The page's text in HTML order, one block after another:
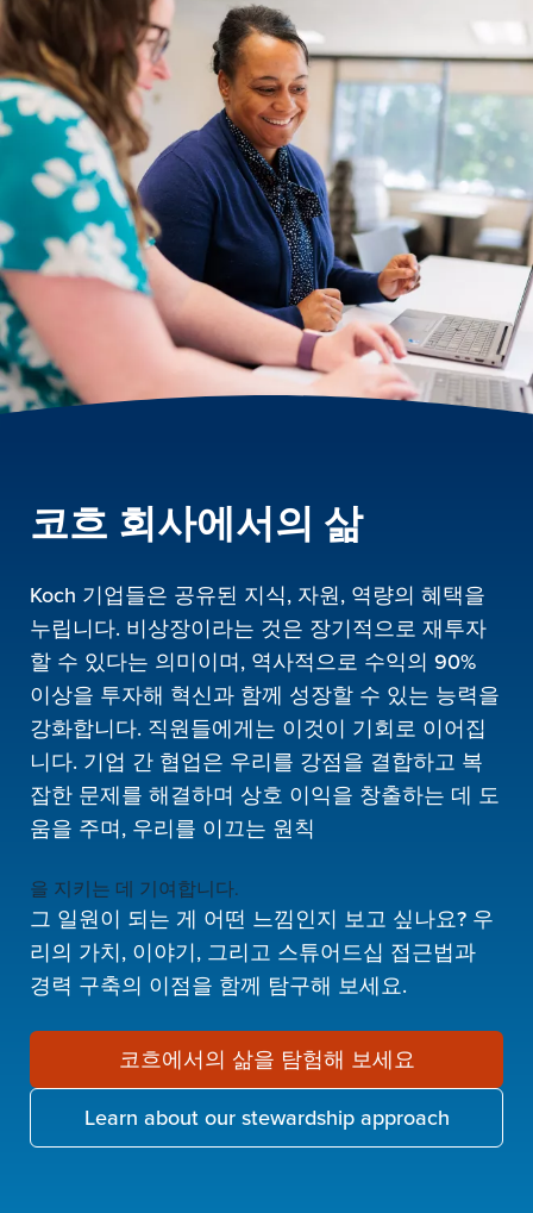
코흐 회사에서의 삶
Koch 기업들은 공유된 지식, 자원, 역량의 혜택을
누립니다. 비상장이라는 것은 장기적으로 재투자
할 수 있다는 의미이며, 역사적으로 수익의 90%
이상을 투자해 혁신과 함께 성장할 수 있는 능력을
강화합니다. 직원들에게는 이것이 기회로 이어집
니다. 기업 간 협업은 우리를 강점을 결합하고 복
잡한 문제를 해결하며 상호 이익을 창출하는 데 도
움을 주며, 우리를 이끄는 원칙
을 지키는 데 기여합니다.
그 일원이 되는 게 어떤 느낌인지 보고 싶나요? 우
리의 가치, 이야기, 그리고 스튜어드십 접근법과
경력 구축의 이점을 함께 탐구해 보세요.
코흐에서의 삶을 탐험해 보세요
Learn about our stewardship approach